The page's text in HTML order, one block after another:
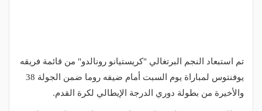
تم استبعاد النجم البرتغالي "كريستيانو رونالدو" من قائمة فريقه
يوفنتوس لمباراة يوم السبت أمام ضيفه روما ضمن الجولة 38
والأخيرة من بطولة دوري الدرجة الإيطالي لكرة القدم.